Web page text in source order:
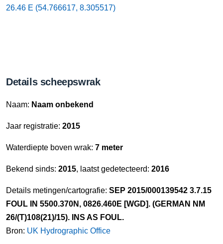
26.46 E (54.766617, 8.305517)
Details scheepswrak
Naam: Naam onbekend
Jaar registratie: 2015
Waterdiepte boven wrak: 7 meter
Bekend sinds: 2015, laatst gedetecteerd: 2016
Details metingen/cartografie: SEP 2015/000139542 3.7.15
FOUL IN 5500.370N, 0826.460E [WGD]. (GERMAN NM
26/(T)108(21)/15). INS AS FOUL.
Bron: UK Hydrographic Office